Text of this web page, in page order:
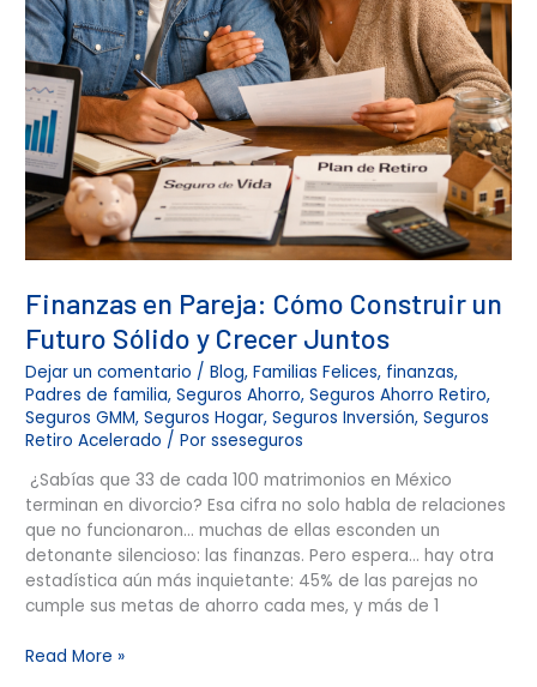
Finanzas en Pareja: Cómo Construir un
Futuro Sólido y Crecer Juntos
Dejar un comentario /Blog,Familias Felices, finanzas,
Padres de familia,Seguros Ahorro,Seguros Ahorro Retiro,
Seguros GMM,Seguros Hogar,Seguros Inversión,Seguros
Retiro Acelerado / Porsseseguros
¿Sabías que 33 de cada 100 matrimonios en México
terminan en divorcio? Esa cifra no solo habla de relaciones
que no funcionaron… muchas de ellas esconden un
detonante silencioso: las finanzas. Pero espera… hay otra
estadística aún más inquietante: 45% de las parejas no
cumple sus metas de ahorro cada mes, y más de 1
Crecer
Juntos
Read More »